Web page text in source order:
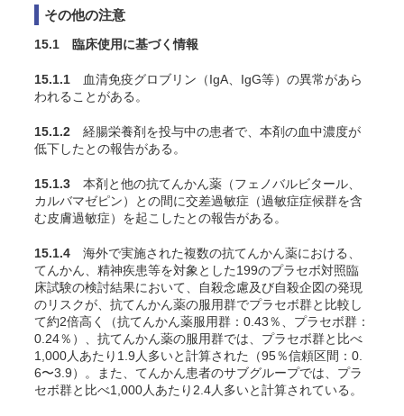
その他の注意
15.1 臨床使用に基づく情報
15.1.1 血清免疫グロブリン（IgA、IgG等）の異常があら
われることがある。
15.1.2 経腸栄養剤を投与中の患者で、本剤の血中濃度が
低下したとの報告がある。
15.1.3 本剤と他の抗てんかん薬（フェノバルビタール、
カルバマゼピン）との間に交差過敏症（過敏症症候群を含
む皮膚過敏症）を起こしたとの報告がある。
15.1.4 海外で実施された複数の抗てんかん薬における、
てんかん、精神疾患等を対象とした199のプラセボ対照臨
床試験の検討結果において、自殺念慮及び自殺企図の発現
のリスクが、抗てんかん薬の服用群でプラセボ群と比較し
て約2倍高く（抗てんかん薬服用群：0.43％、プラセボ群：
0.24％）、抗てんかん薬の服用群では、プラセボ群と比べ
1,000人あたり1.9人多いと計算された（95％信頼区間：0.
6〜3.9）。また、てんかん患者のサブグループでは、プラ
セボ群と比べ1,000人あたり2.4人多いと計算されている。